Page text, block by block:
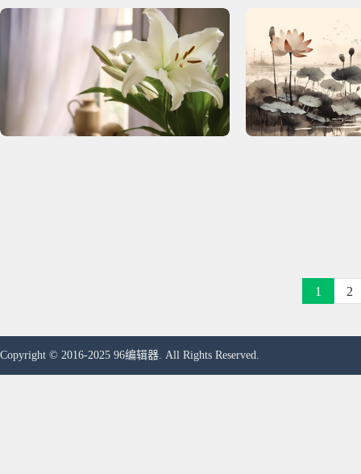
1 2
Copyright © 2016-2025 96编辑器. All Rights Reserved.